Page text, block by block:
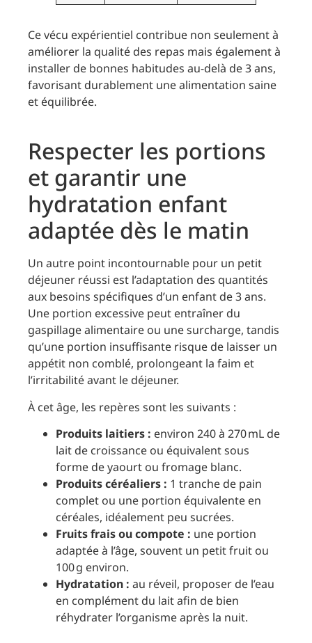
Ce vécu expérientiel contribue non seulement à
améliorer la qualité des repas mais également à
installer de bonnes habitudes au-delà de 3 ans,
favorisant durablement une alimentation saine
et équilibrée.
Respecter les portions
et garantir une
hydratation enfant
adaptée dès le matin
Un autre point incontournable pour un petit
déjeuner réussi est l’adaptation des quantités
aux besoins spécifiques d’un enfant de 3 ans.
Une portion excessive peut entraîner du
gaspillage alimentaire ou une surcharge, tandis
qu’une portion insuffisante risque de laisser un
appétit non comblé, prolongeant la faim et
l’irritabilité avant le déjeuner.
À cet âge, les repères sont les suivants :
Produits laitiers : environ 240 à 270 mL de
lait de croissance ou équivalent sous
forme de yaourt ou fromage blanc.
Produits céréaliers : 1 tranche de pain
complet ou une portion équivalente en
céréales, idéalement peu sucrées.
Fruits frais ou compote : une portion
adaptée à l’âge, souvent un petit fruit ou
100 g environ.
Hydratation : au réveil, proposer de l’eau
en complément du lait afin de bien
réhydrater l’organisme après la nuit.